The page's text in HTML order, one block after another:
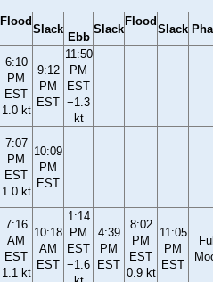
Flood
Slack
Ebb
Slack
Flood
Slack
6:10
PM
EST
1.0 kt
9:12
PM
EST
11:50
PM
EST
−1.3
kt
7:07
PM
EST
1.0 kt
10:09
PM
EST
7:16
AM
EST
1.1 kt
10:18
AM
EST
1:14
PM
EST
−1.6
4:39
PM
EST
8:02
PM
EST
0.9 kt
11:05
PM
EST